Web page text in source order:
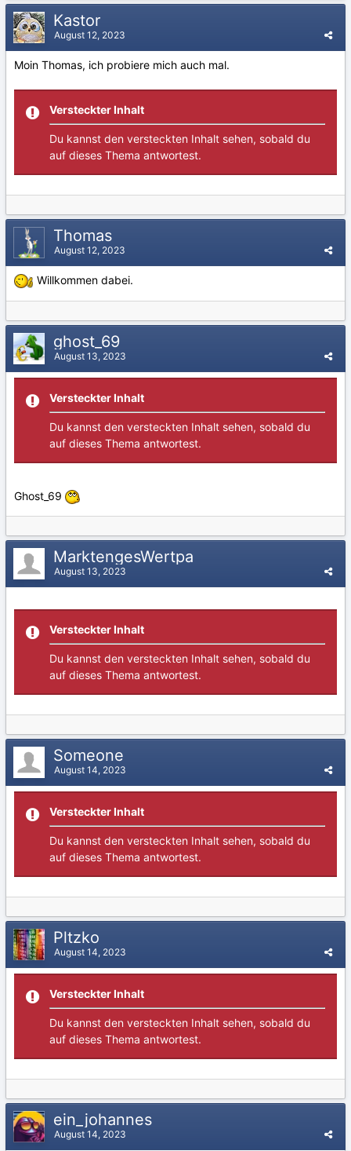
Kastor
August 12, 2023
Moin Thomas, ich probiere mich auch mal.
Versteckter Inhalt
Du kannst den versteckten Inhalt sehen, sobald du
auf dieses Thema antwortest.
Thomas
August 12, 2023
Willkommen dabei.
ghost_69
August 13, 2023
Versteckter Inhalt
Du kannst den versteckten Inhalt sehen, sobald du
auf dieses Thema antwortest.
Ghost_69
MarktengesWertpa
August 13, 2023
Versteckter Inhalt
Du kannst den versteckten Inhalt sehen, sobald du
auf dieses Thema antwortest.
Someone
August 14, 2023
Versteckter Inhalt
Du kannst den versteckten Inhalt sehen, sobald du
auf dieses Thema antwortest.
Pltzko
August 14, 2023
Versteckter Inhalt
Du kannst den versteckten Inhalt sehen, sobald du
auf dieses Thema antwortest.
ein_johannes
August 14, 2023